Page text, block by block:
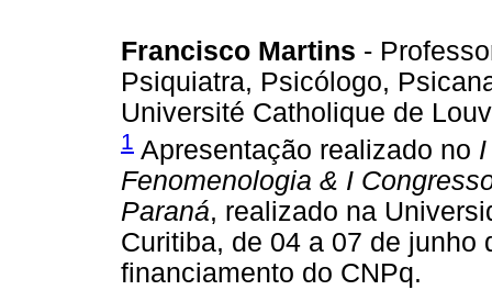
Francisco Martins -
Psiquiatra, Psicólogo,
Université Catholique de
1 Apresentação realizado no
Fenomenologia & I
Paraná, realizado na
Curitiba, de 04 a 07 de junho
financiamento do CNPq.